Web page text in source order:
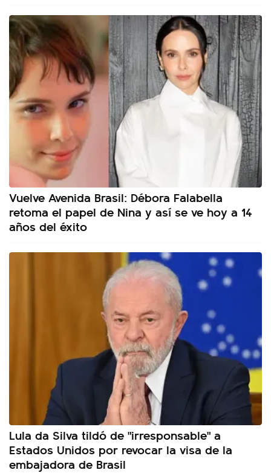
Vuelve Avenida Brasil: Débora Falabella
retoma el papel de Nina y así se ve hoy a 14
años del éxito
Lula da Silva tildó de "irresponsable" a
Estados Unidos por revocar la visa de la
embajadora de Brasil